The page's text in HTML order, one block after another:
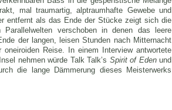
mal traumartig, alptraumhafte Gewebe und
entfernt als das Ende der Stücke zeigt sich die
verschoben in denen das leere
der langen, leisen Stunden nach Mitternacht
Reise. In einem Interview antwortete
nehmen würde Talk Talk’s Spirit of Edenund
die lange Dämmerung dieses Meisterwerks